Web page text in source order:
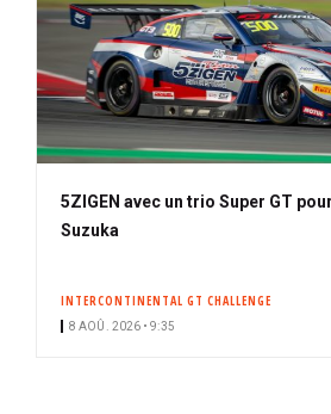
5ZIGEN avec un trio Super GT
Suzuka
INTERCONTINENTAL GT CHALLENGE
8 AOÛ. 2026 • 9:35